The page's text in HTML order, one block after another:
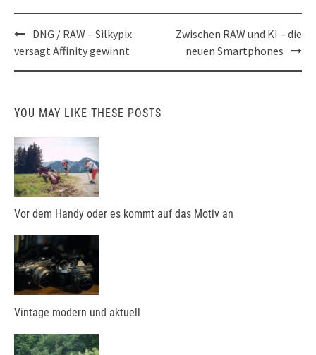
Post
navigation
DNG / RAW – Silkypix
versagt Affinity gewinnt
Zwischen RAW und KI – die
neuen Smartphones
YOU MAY LIKE THESE POSTS
Vor dem Handy oder es kommt auf das Motiv an
Vintage modern und aktuell